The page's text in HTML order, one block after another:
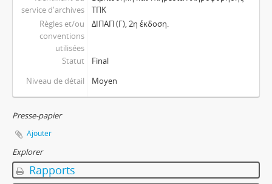
service d'archives
ΤΠΚ
Règles et/ou
conventions
utilisées
ΔΙΠΑΠ (Γ), 2η έκδοση.
Statut
Final
Niveau de détail
Moyen
Presse-papier
Ajouter
Explorer
Rapports